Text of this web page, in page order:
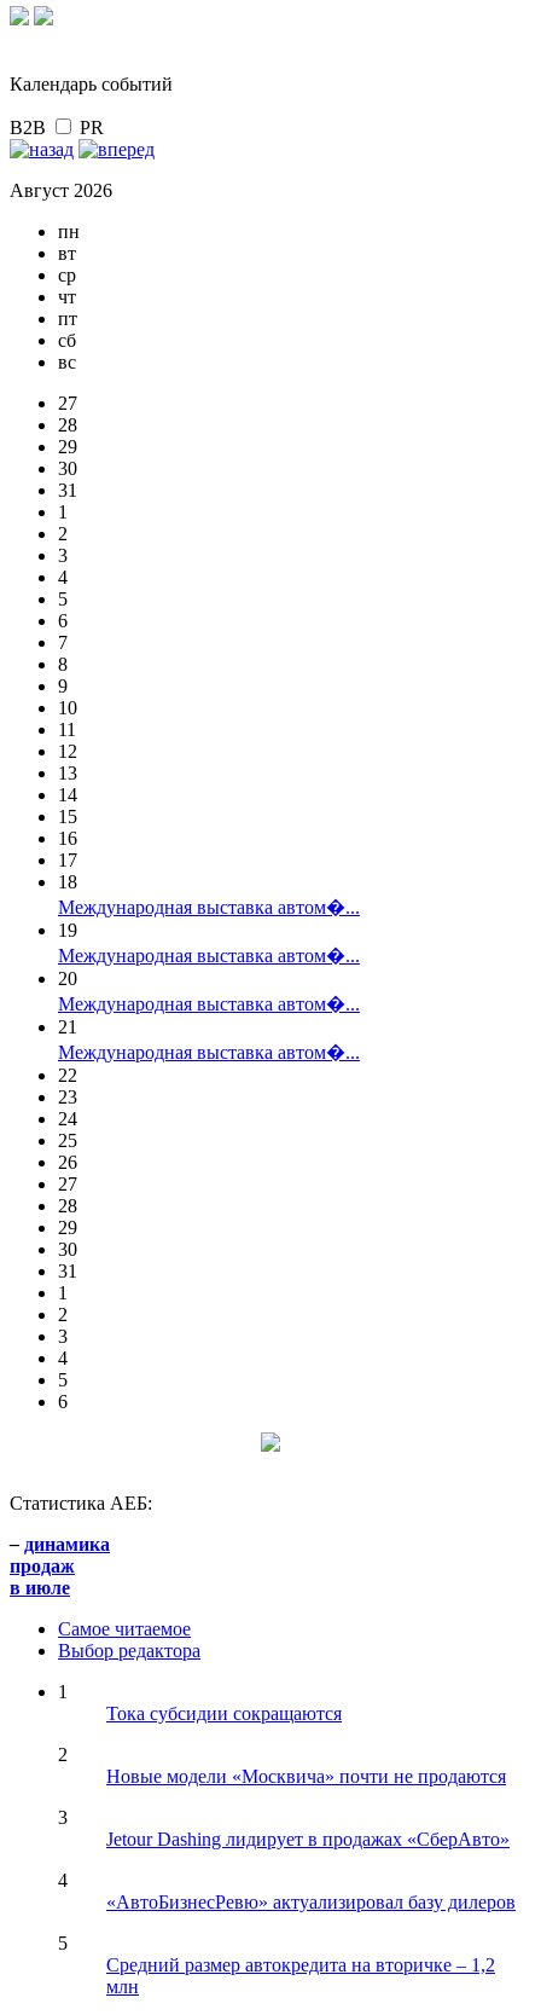
Календарь событий
B2B PR
Август 2026
пн
вт
ср
чт
пт
сб
вс
27
28
29
30
31
1
2
3
4
5
6
7
8
9
10
11
12
13
14
15
16
17
18
Международная выставка автом�...
19
Международная выставка автом�...
20
Международная выставка автом�...
21
Международная выставка автом�...
22
23
24
25
26
27
28
29
30
31
1
2
3
4
5
6
Статистика АЕБ:
– динамика
продаж
в июле
Самое читаемое
Выбор редактора
1
Тока субсидии сокращаются
2
Новые модели «Москвича» почти не продаются
3
Jetour Dashing лидирует в продажах «СберАвто»
4
«АвтоБизнесРевю» актуализировал базу дилеров
5
Средний размер автокредита на вторичке – 1,2
млн